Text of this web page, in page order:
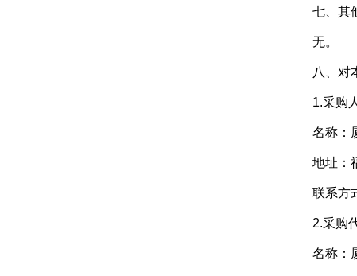
七、其
无。
八、对本
1.采购
名称：厦
地址：福
联系方式
2.采购代
名称：厦